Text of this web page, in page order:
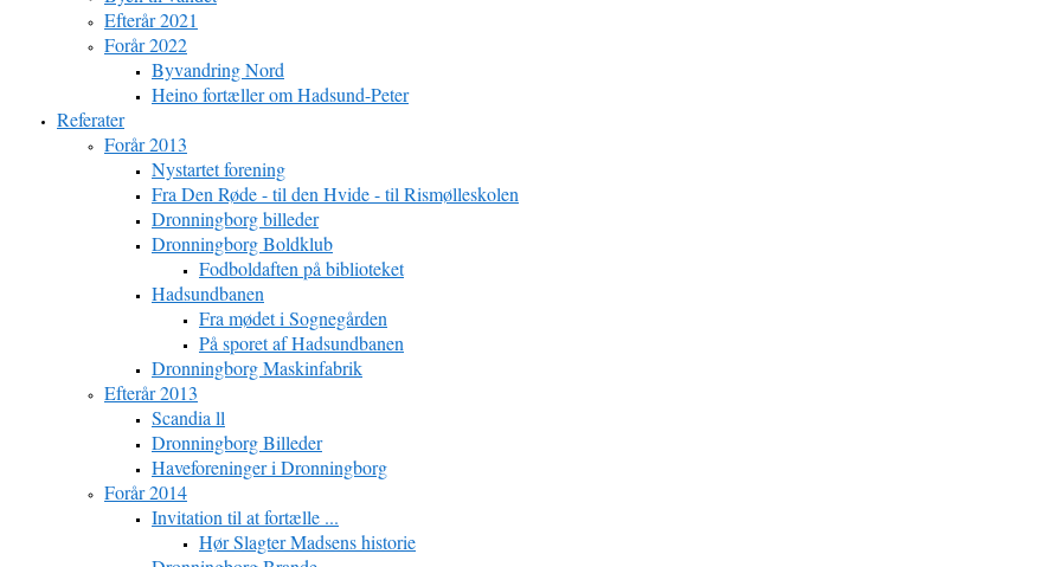
Efterår 2021
Forår 2022
Byvandring Nord
Heino fortæller om Hadsund-Peter
Referater
Forår 2013
Nystartet forening
Fra Den Røde - til den Hvide - til Rismølleskolen
Dronningborg billeder
Dronningborg Boldklub
Fodboldaften på biblioteket
Hadsundbanen
Fra mødet i Sognegården
På sporet af Hadsundbanen
Dronningborg Maskinfabrik
Efterår 2013
Scandia ll
Dronningborg Billeder
Haveforeninger i Dronningborg
Forår 2014
Invitation til at fortælle ...
Hør Slagter Madsens historie